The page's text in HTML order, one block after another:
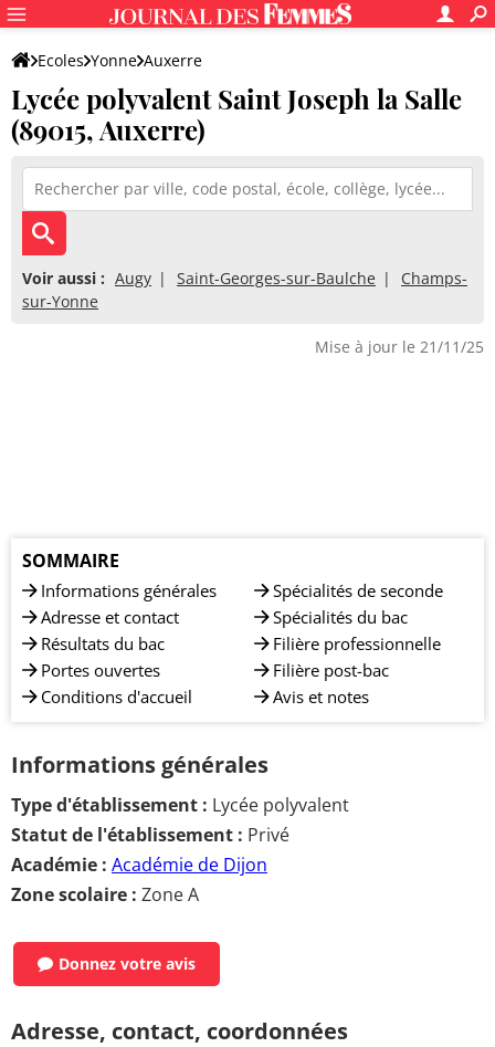
Ecoles Yonne Auxerre
Lycée polyvalent Saint Joseph la Salle
Lycée polyvalent Saint Joseph la Salle
(89015, Auxerre)
Voir aussi : Augy Saint-Georges-sur-Baulche
Champs-
sur-Yonne
Mise à jour le 21/11/25
SOMMAIRE
Informations générales
Adresse et contact
Résultats du bac
Portes ouvertes
Conditions d'accueil
Spécialités de seconde
Spécialités du bac
Filière professionnelle
Filière post-bac
Avis et notes
Informations générales
Type d'établissement : Lycée polyvalent
Statut de l'établissement : Privé
Académie : Académie de Dijon
Zone scolaire : Zone A
Donnez votre avis
Adresse, contact, coordonnées